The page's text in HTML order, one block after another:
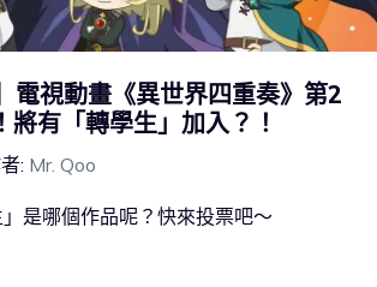
電視動畫《異世界四重奏》第2
將有「轉學生」加入？！
: Mr. Qoo
是哪個作品呢？快來投票吧～